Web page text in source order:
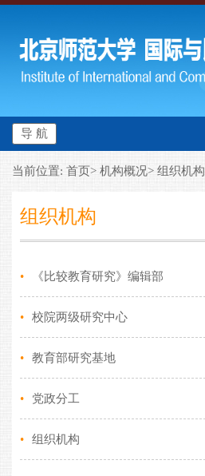
导 航
当前位置: 首页> 机构概况> 组织机构
组织机构
• 《比较教育研究》编辑部
• 校院两级研究中心
• 教育部研究基地
• 党政分工
• 组织机构